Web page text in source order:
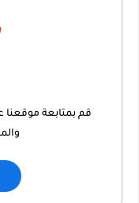
قم بمتابعة موقعنا